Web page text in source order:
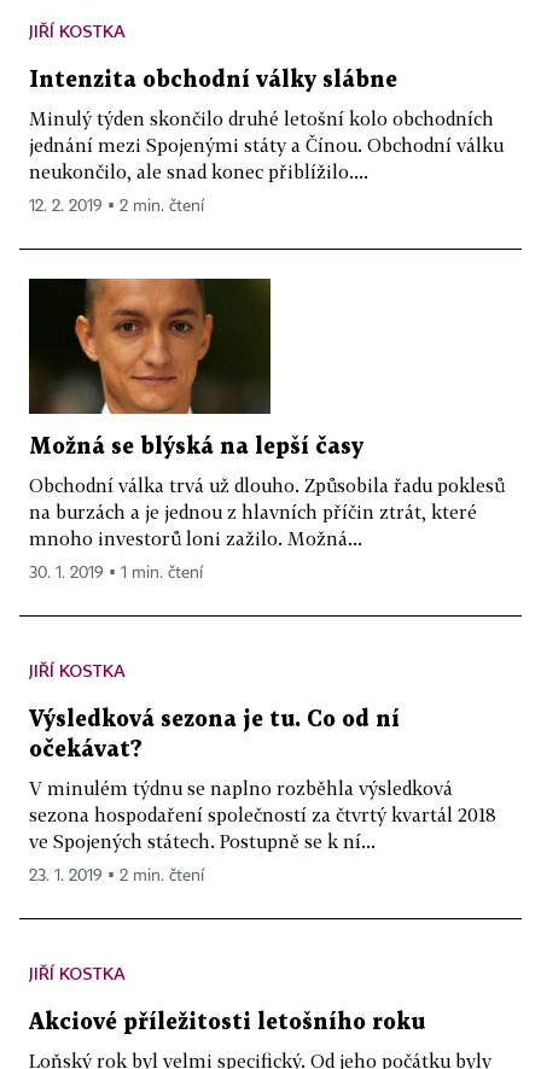
JIŘÍ KOSTKA
Intenzita obchodní války slábne
Minulý týden skončilo druhé letošní kolo obchodních
jednání mezi Spojenými státy a Čínou. Obchodní válku
ne­ukončilo, ale snad konec přiblížilo....
12. 2. 2019 ▪ 2 min. čtení
Možná se blýská na lepší časy
Obchodní válka trvá už dlouho. Způsobila řadu poklesů
na burzách a je jednou z hlavních příčin ztrát, které
mnoho investorů loni zažilo. Možná...
30. 1. 2019 ▪ 1 min. čtení
JIŘÍ KOSTKA
Výsledková sezona je tu. Co od ní
očekávat?
V minulém týdnu se naplno rozběhla výsledková
sezona hospodaření společností za čtvrtý kvartál 2018
ve Spojených státech. Postupně se k ní...
23. 1. 2019 ▪ 2 min. čtení
JIŘÍ KOSTKA
Akciové příležitosti letošního roku
Loňský rok byl velmi specifický. Od jeho počátku byly